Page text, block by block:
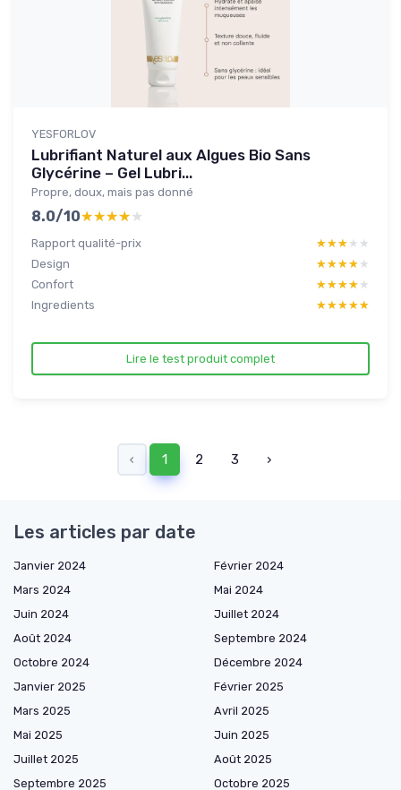
YESFORLOV
Lubrifiant Naturel aux Algues Bio Sans
Glycérine – Gel Lubri...
Propre, doux, mais pas donné
8.0/10★★★★★
★★★★★
Rapport qualité-prix ★★★★★
★★★★★
Design
★★★★★
★★★★★
Confort
★★★★★
★★★★★
Ingredients
★★★★★
★★★★★
Lire le test produit complet
‹ 1 2 3 ›
Les articles par date
Janvier 2024
Février 2024
Mars 2024
Mai 2024
Juin 2024
Juillet 2024
Août 2024
Septembre 2024
Octobre 2024
Décembre 2024
Janvier 2025
Février 2025
Mars 2025
Avril 2025
Mai 2025
Juin 2025
Juillet 2025
Août 2025
Septembre 2025
Octobre 2025